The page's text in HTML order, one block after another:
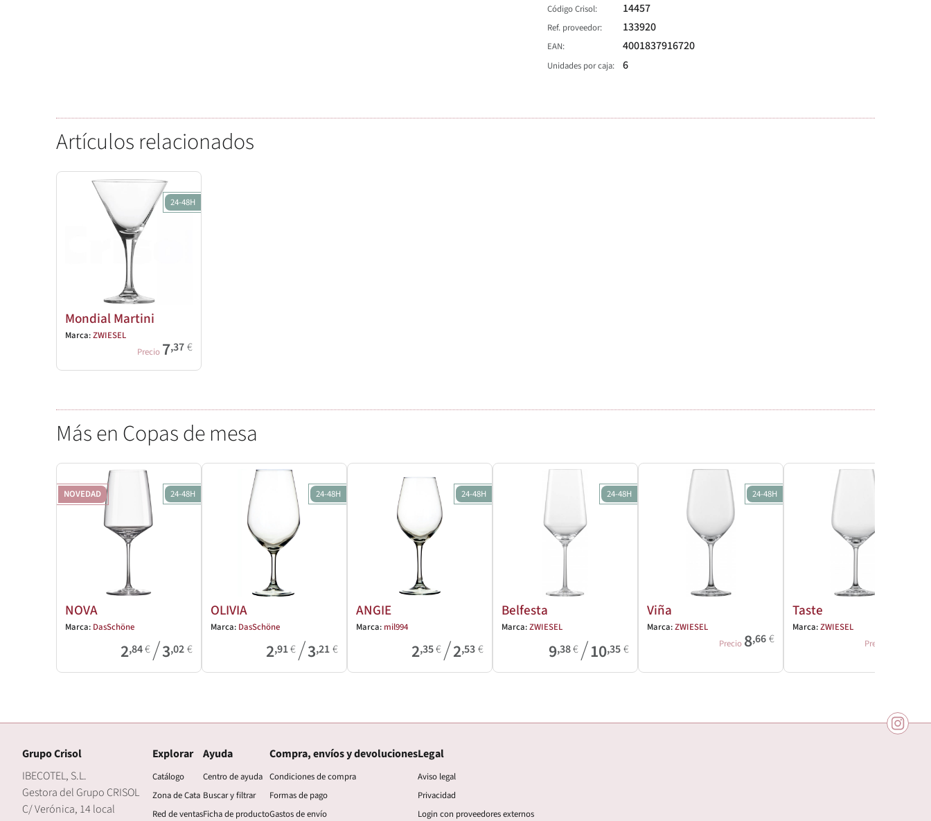
Código Crisol 14457
Ref. proveedor 133920
EAN 4001837916720
Unidades por caja 6
Artículos relacionados
24-48H
Mondial Martini
Marca:ZWIESEL
Precio 7,37€
Más en Copas de mesa
NOVEDAD 24-48H
NOVA
Marca: DasSchöne
2,84€/3,02€
24-48H
OLIVIA
Marca: DasSchöne
2,91€/3,21€
24-48H
ANGIE
Marca: mil994
2,35€/2,53€
24-48H
Belfesta
Marca:ZWIESEL
9,38€/10,35€
24-48H
Viña
Marca:ZWIESEL
Precio 8,66€
Taste
Marca:ZWIESEL
Precio
Grupo Crisol
IBECOTEL, S.L.
Gestora del Grupo CRISOL
C/ Verónica, 14 local
Explorar
Catálogo
Zona de Cata
Red de ventas
Ayuda
Centro de ayuda
Buscar y filtrar
Ficha de producto
Compra, envíos y devoluciones
Condiciones de compra
Formas de pago
Gastos de envío
Legal
Aviso legal
Privacidad
Login con proveedores externos